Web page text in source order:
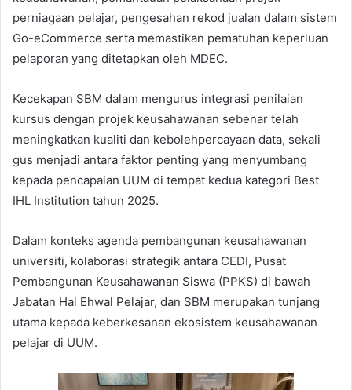
perniagaan pelajar, pengesahan rekod jualan dalam sistem
Go-eCommerce serta memastikan pematuhan keperluan
pelaporan yang ditetapkan oleh MDEC.
Kecekapan SBM dalam mengurus integrasi penilaian
kursus dengan projek keusahawanan sebenar telah
meningkatkan kualiti dan kebolehpercayaan data, sekali
gus menjadi antara faktor penting yang menyumbang
kepada pencapaian UUM di tempat kedua kategori Best
IHL Institution tahun 2025.
Dalam konteks agenda pembangunan keusahawanan
universiti, kolaborasi strategik antara CEDI, Pusat
Pembangunan Keusahawanan Siswa (PPKS) di bawah
Jabatan Hal Ehwal Pelajar, dan SBM merupakan tunjang
utama kepada keberkesanan ekosistem keusahawanan
pelajar di UUM.